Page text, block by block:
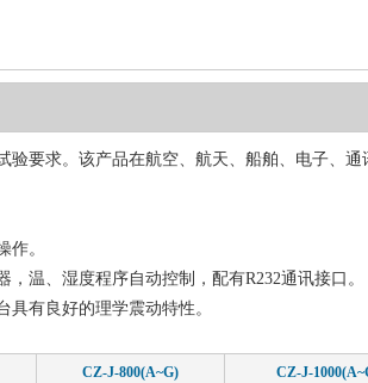
要求。该产品在航空、航天、船舶、电子、通
作。
温、湿度程序自动控制，配有R232通讯接口。
具有良好的理学震动特性。
CZ-J-800(A~G) CZ-J-